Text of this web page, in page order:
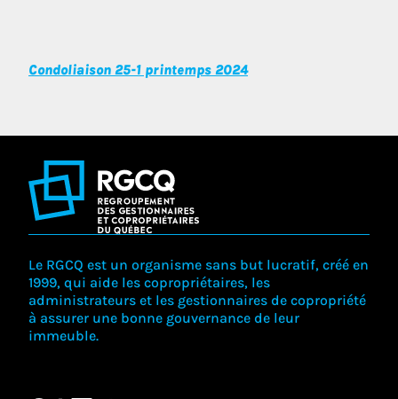
Condoliaison 25-1 printemps 2024
Le RGCQ est un organisme sans but lucratif, créé en
1999, qui aide les copropriétaires, les
administrateurs et les gestionnaires de copropriété
à assurer une bonne gouvernance de leur
immeuble.